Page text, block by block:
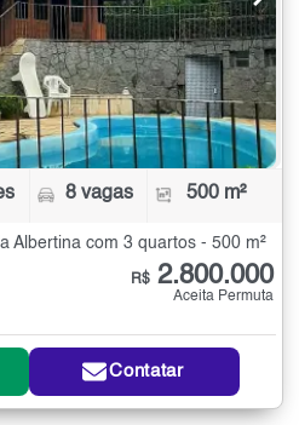
8 vagas 500 m²
Albertina com 3 quartos - 500 m²
R$ 2.800.000
Aceita Permuta
Contatar